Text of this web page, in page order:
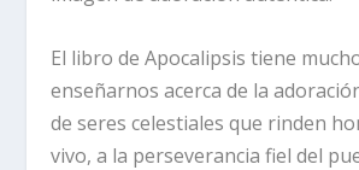
El libro de Apocalipsis tiene
enseñarnos acerca de la
de seres celestiales que rinden
vivo, a la perseverancia fiel del